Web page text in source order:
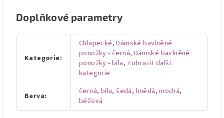
Doplňkové parametry
Kategorie:
Chlapecké,Dámské bavlněné
ponožky - černá, Dámské bavlněné
ponožky - bíla, Zobrazit další
kategorie
Barva: černá, bíla,šedá, hnědá,modrá,
béžová